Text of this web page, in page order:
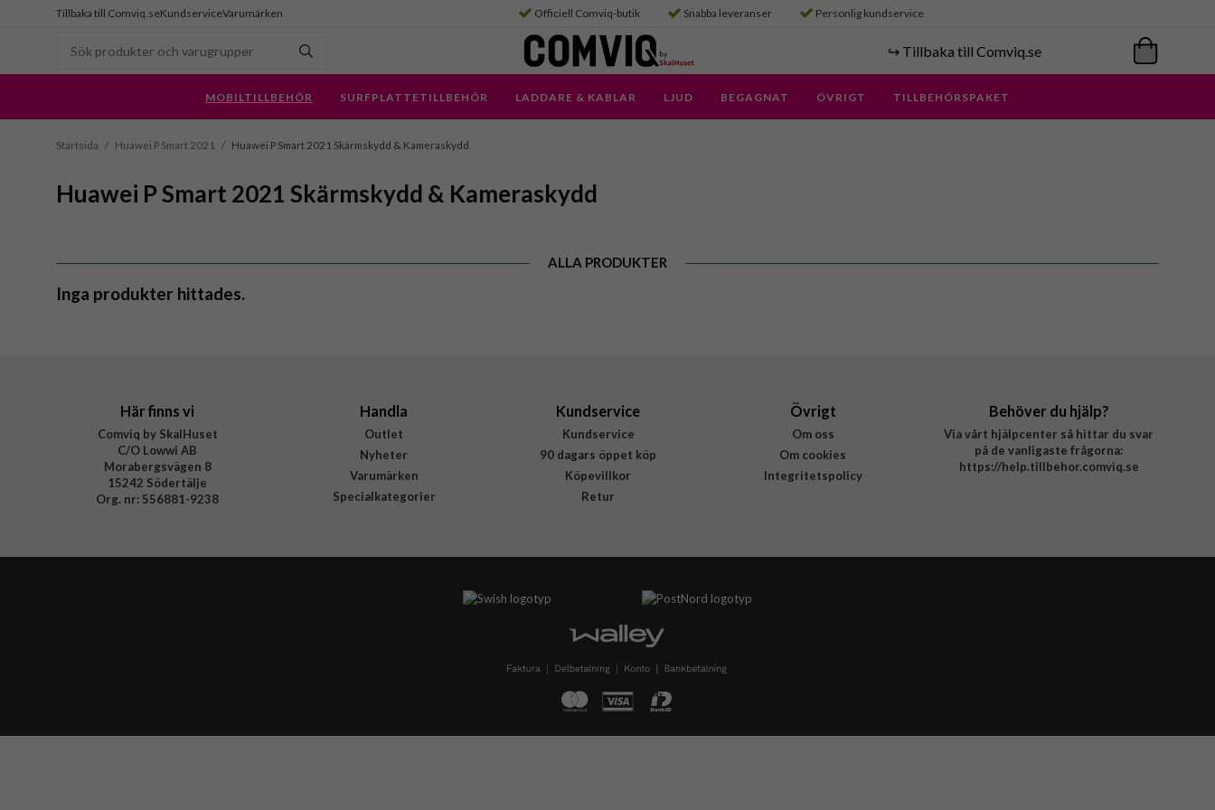
Tillbaka till Comviq.seKundserviceVarumärken Officiell Comviq-butik Snabba leveranser Personlig kundservice
↪️ Tillbaka till Comviq.se
MOBILTILLBEHÖR SURFPLATTETILLBEHÖR LADDARE & KABLAR LJUD BEGAGNAT ÖVRIGT TILLBEHÖRSPAKET
Startsida / Huawei P Smart 2021 / Huawei P Smart 2021 Skärmskydd & Kameraskydd
Huawei P Smart 2021 Skärmskydd & Kameraskydd
ALLA PRODUKTER
Inga produkter hittades.
Här finns vi
Comviq by SkalHuset
C/O Lowwi AB
Morabergsvägen 8
15242 Södertälje
Org. nr: 556881-9238
Handla
Outlet
Nyheter
Varumärken
Specialkategorier
Kundservice
Kundservice
90 dagars öppet köp
Köpevillkor
Retur
Övrigt
Om oss
Om cookies
Integritetspolicy
Behöver du hjälp?
Via vårt hjälpcenter så hittar du svar
på de vanligaste frågorna:
https://help.tillbehor.comviq.se